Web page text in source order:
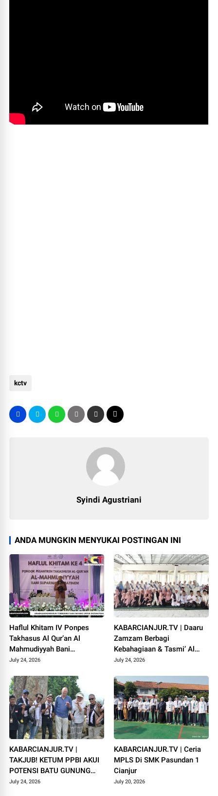
kctv
Syindi Agustriani
ANDA MUNGKIN MENYUKAI POSTINGAN INI
Haflul Khitam IV Ponpes
Takhasus Al Qur’an Al
Mahmudiyyah Bani
Suparman Assatinem
July 24, 2026
KABARCIANJUR.TV | Daaru
Zamzam Berbagi
Kebahagiaan & Tasmi’ Al
Qur’an Sambut Muharram
July 24, 2026
KABARCIANJUR.TV |
TAKJUB! KETUM PPBI AKUI
POTENSI BATU GUNUNG
PADANG
July 24, 2026
KABARCIANJUR.TV | Ceria
MPLS Di SMK Pasundan 1
Cianjur
July 20, 2026